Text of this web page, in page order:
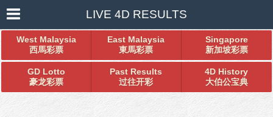
LIVE 4D RESULTS
West Malaysia
西馬彩票
East Malaysia
東馬彩票
Singapore
新加坡彩票
GD Lotto
豪龙彩票
Past Results
过往开彩
4D History
大伯公宝典